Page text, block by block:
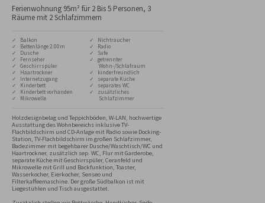
Ferienwohnung 95m² für 2 Bis 5 Personen, 3
Räume mit 2 Schlafzimmern
✓ Balkon
✓ Bettenlänge 2.00m
✓ Dusche
✓ Fernseher
✓ Geschirrspüler
✓ Haartrockner
✓ Internetzugang
✓ Kinderbett
✓ Kinderbett vorhanden
✓ Mikrowelle
✓ Nichtraucher
✓ Radio
✓ Safe
✓ getrennter
Wohn-/Schlafraum
✓ kinderfreundlich
✓ separate Küche
✓ separates WC
✓ zusätzliches
Schlafzimmer
Holzdesignbelag und Teppichböden, W-LAN, hochwertige
Ausstattung des Wohnbereichs inklusive TV-
Flachbildschirm und CD-Anlage mit Radio sowie Docking-
Station, TV-Flachbildschirm im großen Schlafzimmer,
Badezimmer mit begehbarer Dusche/Waschtisch/WC und
Haartrockner, zusätzlich sep. WC, Flur mit Garderobe,
separate Küche mit Geschirrspüler, Ceranfeld und
Mikrowelle mit Grill und Backfunktion, Toaster,
Wasserkocher, Eierkocher, Senseo und
Filterkaffeemaschine. Der große Südbalkon ist mit
Liegestühlen und Tisch ausgestattet.